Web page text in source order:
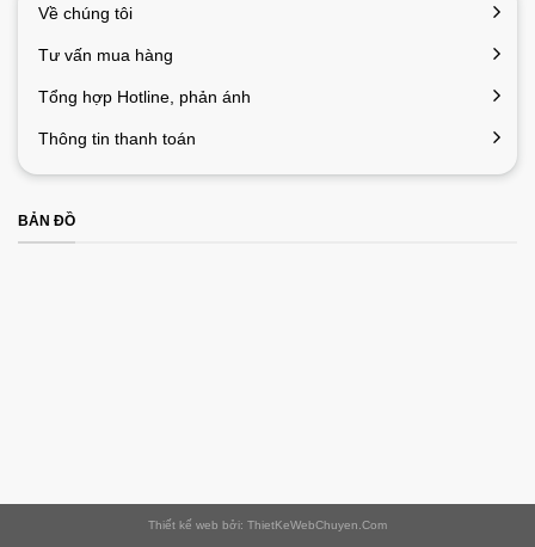
Về chúng tôi
Tư vấn mua hàng
Tổng hợp Hotline, phản ánh
Thông tin thanh toán
BẢN ĐỒ
Thiết kế web bởi: ThietKeWebChuyen.Com